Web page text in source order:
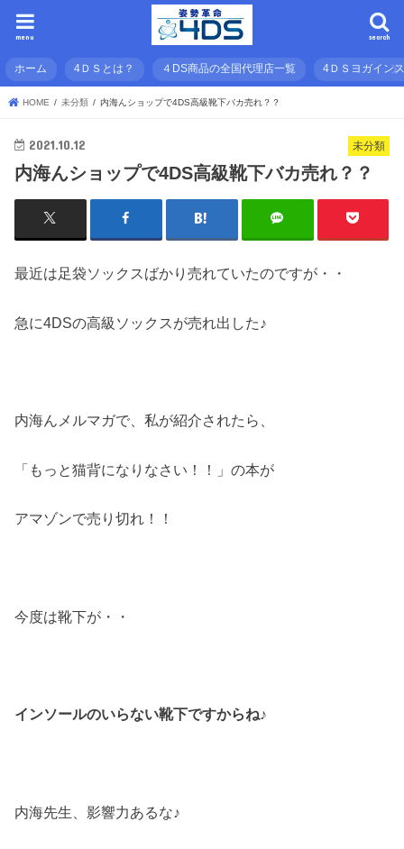
search
menu
ホーム 4ＤＳとは？ ４DS商品の全国代理店一覧 4ＤＳヨガイン
HOME 未分類 内海んショップで4DS高級靴下バカ売れ？？
未分類
2021.10.12
内海んショップで4DS高級靴下バカ売れ？？
最近は足袋ソックスばかり売れていたのですが・・
急に4DSの高級ソックスが売れ出した♪
内海んメルマガで、私が紹介されたら、
「もっと猫背になりなさい！！」の本が
アマゾンで売り切れ！！
今度は靴下が・・
インソールのいらない靴下ですからね♪
内海先生、影響力あるな♪